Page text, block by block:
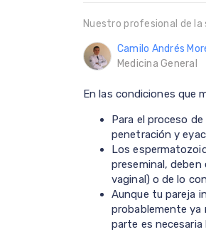
Nuestro profesional de la
Camilo Andrés
Medicina General
En las condiciones que
Para el proceso
penetración y
Los
preseminal,
vaginal) o de lo
Aunque tu pareja
probablemente
parte es necesaria